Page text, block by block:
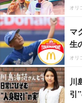
オリ
マ
生
オリ
川
引